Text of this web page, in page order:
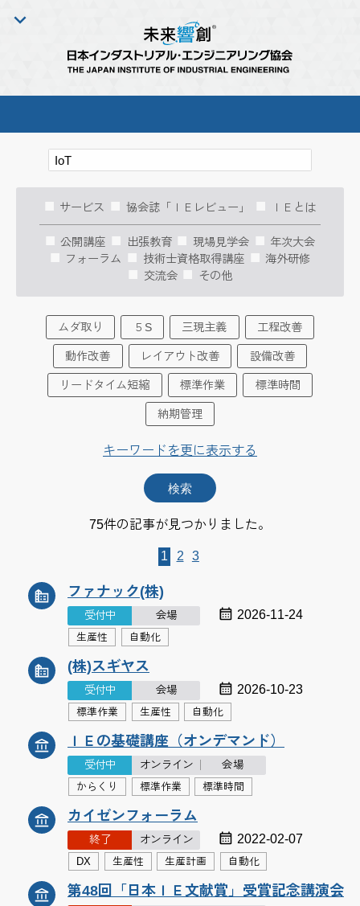
サービス 協会誌「ＩＥレビュー」 ＩＥとは
公開講座 出張教育 現場見学会
年次大会
フォーラム
技術士資格取得講座
海外研修
交流会
その他
ムダ取り ５S 三現主義 工程改善
動作改善 レイアウト改善 設備改善
リードタイム短縮 標準作業 標準時間
納期管理
キーワードを更に表示する
75件の記事が見つかりました。
1 2 3
ファナック(株)
受付中 会場 2026-11-24
生産性 自動化
(株)スギヤス
受付中 会場 2026-10-23
標準作業 生産性 自動化
ＩＥの基礎講座（オンデマンド）
受付中 オンライン
会場
からくり
標準作業 標準時間
カイゼンフォーラム
終了 オンライン 2022-02-07
DX 生産性 生産計画 自動化
第48回「日本ＩＥ文献賞」受賞記念講演会